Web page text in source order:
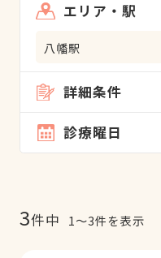
エリア・駅
八幡駅
詳細条件
診療曜日
3件中 1〜3件を表示